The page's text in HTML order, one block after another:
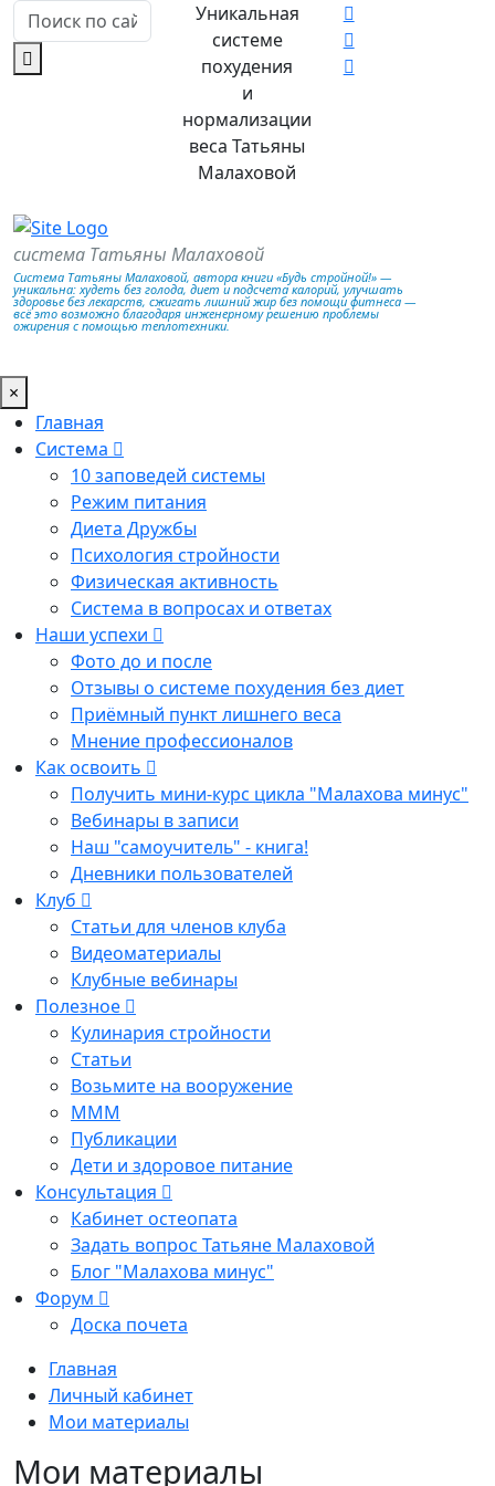
Уникальная
системе
похудения
и
нормализации
веса Татьяны
Малаховой
система Татьяны Малаховой
Система Татьяны Малаховой, автора книги «Будь стройной!» —
уникальна: худеть без голода, диет и подсчета калорий, улучшать
здоровье без лекарств, сжигать лишний жир без помощи фитнеса —
всё это возможно благодаря инженерному решению проблемы
ожирения с помощью теплотехники.
×
Главная
Система
10 заповедей системы
Режим питания
Диета Дружбы
Психология стройности
Физическая активность
Система в вопросах и ответах
Наши успехи
Фото до и после
Отзывы о системе похудения без диет
Приёмный пункт лишнего веса
Мнение профессионалов
Как освоить
Получить мини-курс цикла "Малахова минус"
Вебинары в записи
Наш "самоучитель" - книга!
Дневники пользователей
Клуб
Статьи для членов клуба
Видеоматериалы
Клубные вебинары
Полезное
Кулинария стройности
Статьи
Возьмите на вооружение
МММ
Публикации
Дети и здоровое питание
Консультация
Кабинет остеопата
Задать вопрос Татьяне Малаховой
Блог "Малахова минус"
Форум
Доска почета
Главная
Личный кабинет
Мои материалы
Мои материалы